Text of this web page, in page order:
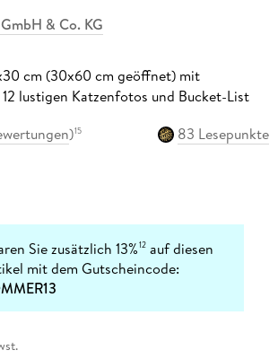
& Co. KG
cm (30x60 cm geöffnet) mit
lustigen Katzenfotos und Bucket-List
)15
83 Lesepunkte
Sie zusätzlich 13%12 auf diesen
mit dem Gutscheincode: